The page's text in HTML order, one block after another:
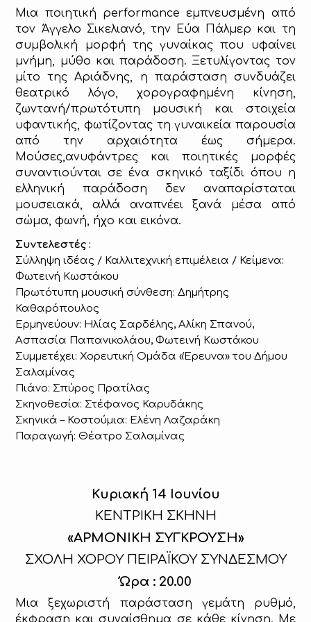
Μια ποιητική performance εμπνευσμένη από
τον Άγγελο Σικελιανό, την Εύα Πάλμερ και τη
συμβολική μορφή της γυναίκας που υφαίνει
μνήμη, μύθο και παράδοση. Ξετυλίγοντας τον
μίτο της Αριάδνης, η παράσταση συνδυάζει
θεατρικό λόγο, χορογραφημένη κίνηση,
ζωντανή/πρωτότυπη μουσική και στοιχεία
υφαντικής, φωτίζοντας τη γυναικεία παρουσία
από την αρχαιότητα έως σήμερα.
Μούσες,ανυφάντρες και ποιητικές μορφές
συναντιούνται σε ένα σκηνικό ταξίδι όπου η
ελληνική παράδοση δεν αναπαρίσταται
μουσειακά, αλλά αναπνέει ξανά μέσα από
σώμα, φωνή, ήχο και εικόνα.
Συντελεστές :
Σύλληψη ιδέας / Καλλιτεχνική επιμέλεια / Κείμενα:
Φωτεινή Κωστάκου
Πρωτότυπη μουσική σύνθεση: Δημήτρης
Καθαρόπουλος
Ερμηνεύουν: Ηλίας Σαρδέλης, Αλίκη Σπανού,
Ασπασία Παπανικολάου, Φωτεινή Κωστάκου
Συμμετέχει: Χορευτική Ομάδα «Έρευνα» του Δήμου
Σαλαμίνας
Πιάνο: Σπύρος Πρατίλας
Σκηνοθεσία: Στέφανος Καρυδάκης
Σκηνικά – Κοστούμια: Ελένη Λαζαράκη
Παραγωγή: Θέατρο Σαλαμίνας
Κυριακή 14 Ιουνίου
ΚΕΝΤΡΙΚΗ ΣΚΗΝΗ
«ΑΡΜΟΝΙΚΗ ΣΥΓΚΡΟΥΣΗ»
ΣΧΟΛΗ ΧΟΡΟΥ ΠΕΙΡΑΪΚΟΥ ΣΥΝΔΕΣΜΟΥ
Ώρα : 20.00
Μια ξεχωριστή παράσταση γεμάτη ρυθμό,
έκφραση και συναίσθημα σε κάθε κίνηση. Με